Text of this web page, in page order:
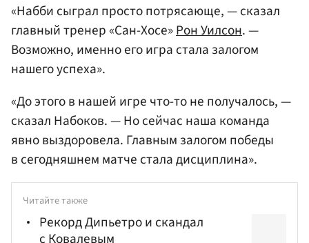
«Набби сыграл просто потрясающе, — сказал
главный тренер «Сан-Хосе»Рон Уилсон. —
Возможно, именно его игра стала залогом
нашего успеха».
«До этого в нашей игре что-то не получалось, —
сказал Набоков. — Но сейчас наша команда
явно выздоровела. Главным залогом победы
в сегодняшнем матче стала дисциплина».
Читайте также
Рекорд Дипьетро и скандал
с Ковалевым